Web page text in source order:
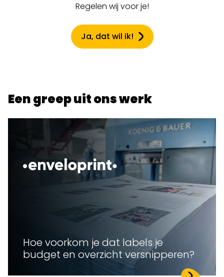
Regelen wij voor je!
Ja, dat wil ik!
Een greep uit ons werk
Hoe voorkom je dat labels je
budget en overzicht versnipperen?